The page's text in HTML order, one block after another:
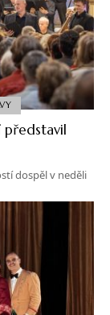
představil
dospěl v neděli